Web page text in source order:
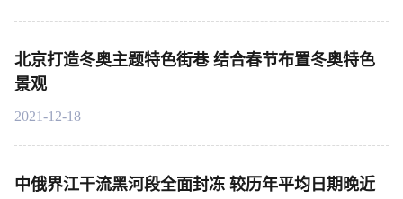
北京打造冬奥主题特色街巷 结合春节布置冬奥特色
景观
2021-12-18
中俄界江干流黑河段全面封冻 较历年平均日期晚近